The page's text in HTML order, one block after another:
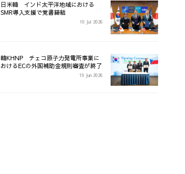
日米韓 インド太平洋地域における
SMR導入支援で覚書締結
10 Jul 2026
韓KHNP チェコ原子力発電所事業に
おけるECの外国補助金規則審査が終了
19 Jun 2026